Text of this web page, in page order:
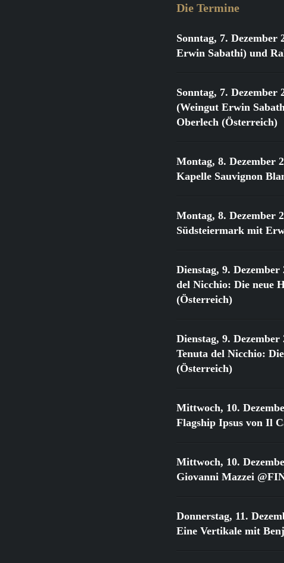
Die Termine
Sonntag, 7. Dezember
Erwin Sabathi) und
Sonntag, 7. Dezember
(Weingut Erwin
Oberlech (Österreich)
Montag, 8. Dezember
Kapelle Sauvignon
Montag, 8. Dezember
Südsteiermark mit
Dienstag, 9. Dezember
del Nicchio: Die neue
(Österreich)
Dienstag, 9. Dezember
Tenuta del Nicchio:
(Österreich)
Mittwoch, 10.
Flagship Ipsus von Il
Mittwoch, 10.
Giovanni Mazzei
Donnerstag, 11.
Eine Vertikale mit